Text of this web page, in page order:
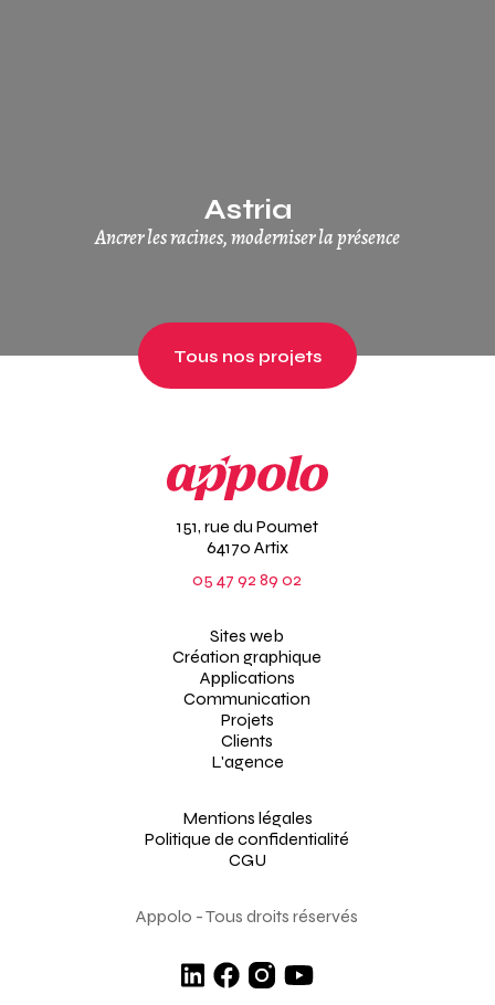
Astria
Ancrer les racines, moderniser la présence
Tous nos projets
151, rue du Poumet
64170 Artix
05 47 92 89 02
Sites web
Création graphique
Applications
Communication
Projets
Clients
L'agence
Mentions légales
Politique de confidentialité
CGU
Appolo - Tous droits réservés